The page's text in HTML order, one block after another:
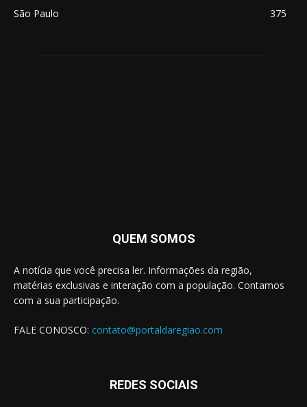
São Paulo
375
QUEM SOMOS
A notícia que você precisa ler. Informações da região,
matérias exclusivas e interação com a população. Contamos
com a sua participação.
FALE CONOSCO: contato@portaldaregiao.com
REDES SOCIAIS